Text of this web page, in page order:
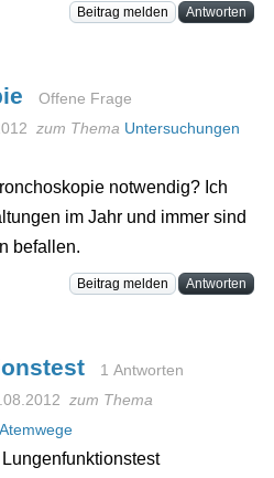
Beitrag melden Antworten
Offene Frage
zum Thema Untersuchungen
notwendig? Ich
im Jahr und immer sind
befallen.
Beitrag melden Antworten
1 Antworten
zum Thema